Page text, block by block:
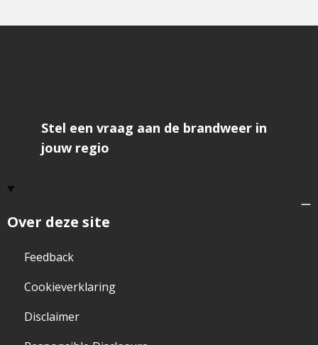
Over deze site
Feedback
Cookieverklaring
Disclaimer
Stel een vraag aan de brandweer in
jouw regio